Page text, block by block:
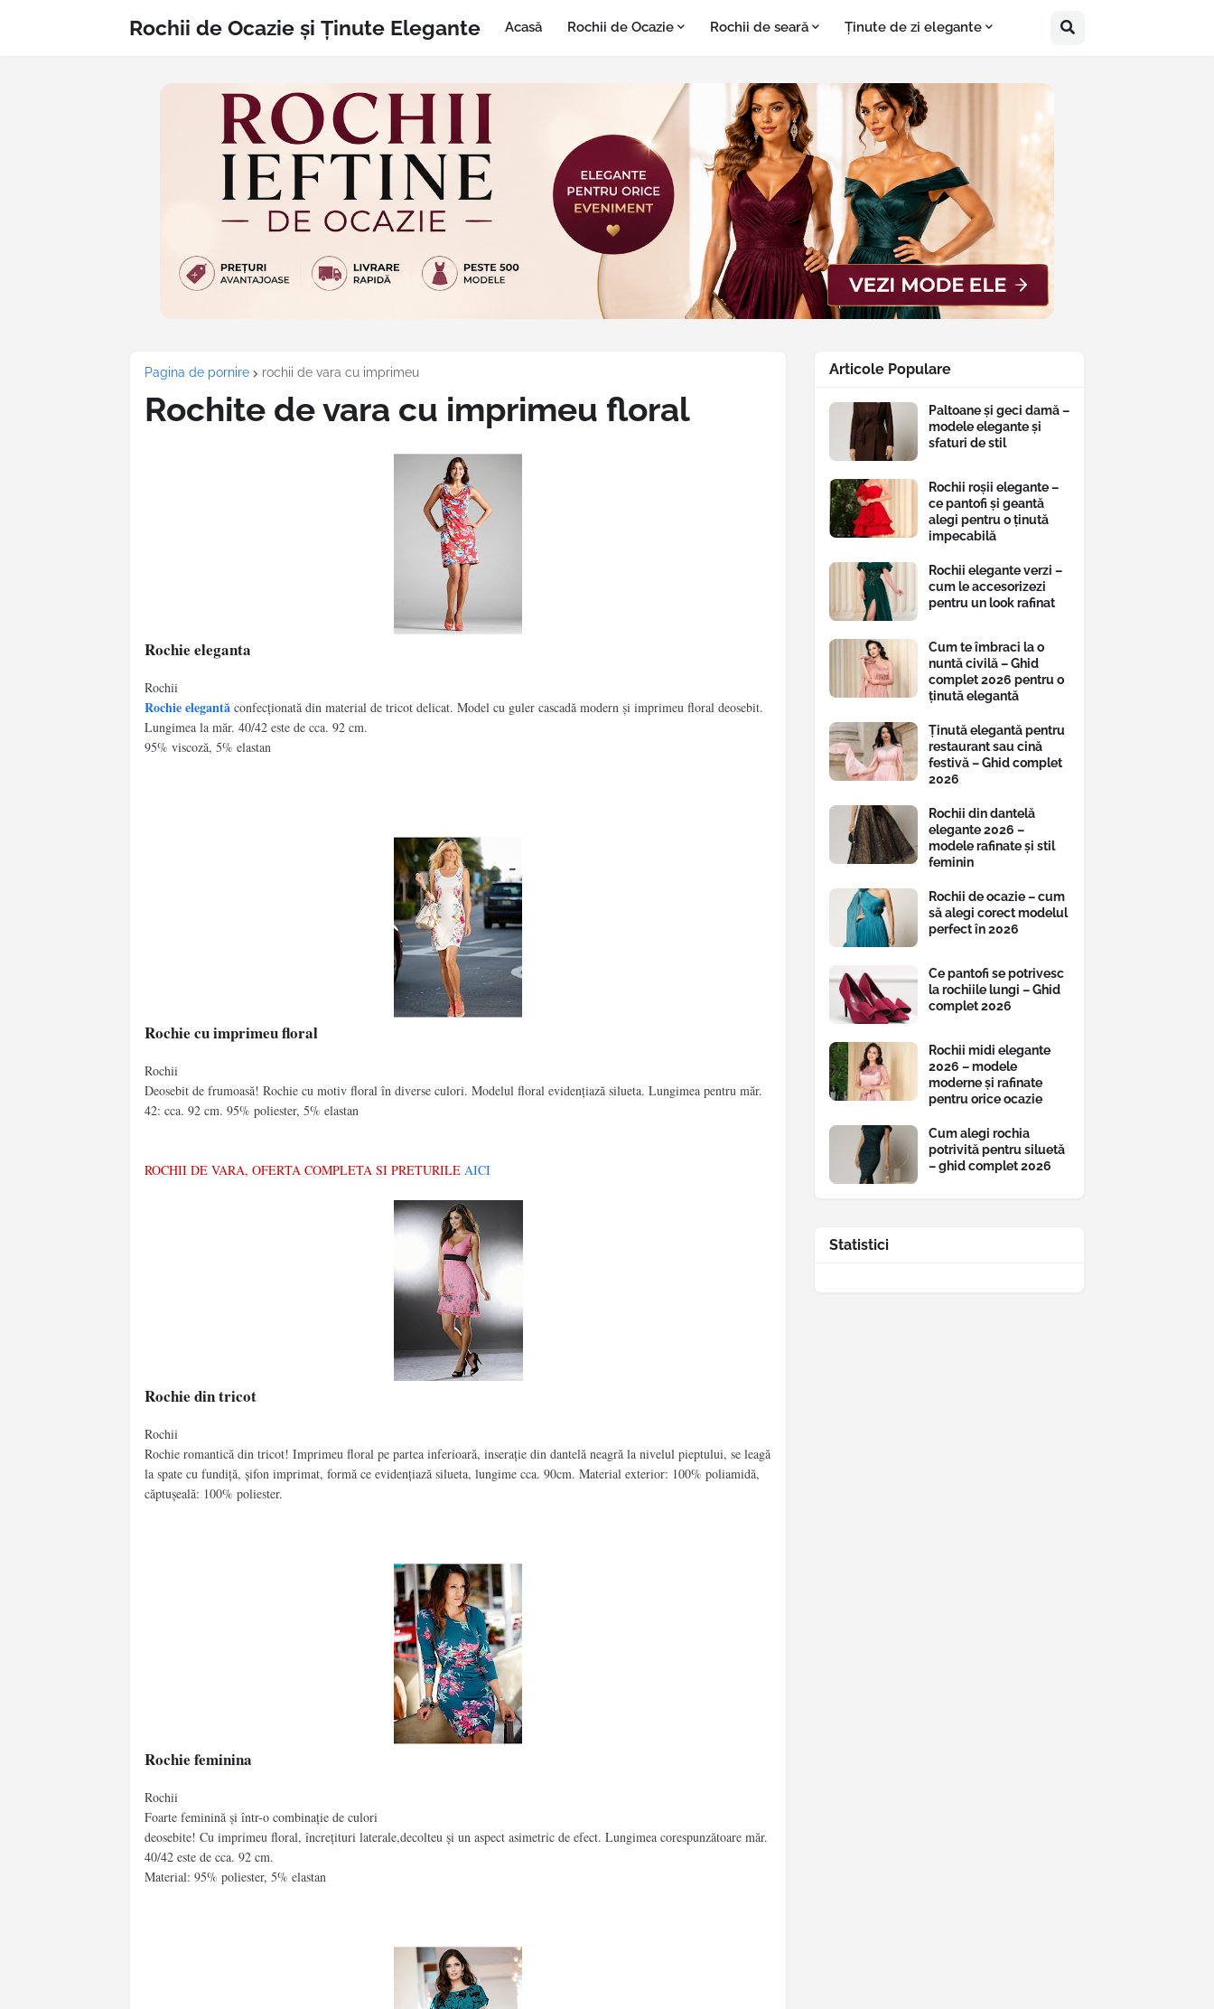
Rochii de Ocazie și Ținute Elegante Acasă Rochii de Ocazie Rochii de seară Ținute de zi elegante
Pagina de pornire rochii de vara cu imprimeu
Rochite de vara cu imprimeu floral
Rochie eleganta
Rochii
Rochie elegantă confecţionată din material de tricot delicat. Model cu guler cascadă modern şi imprimeu floral deosebit.
Lungimea la măr. 40/42 este de cca. 92 cm.
95% viscoză, 5% elastan
Rochie cu imprimeu floral
Rochii
Deosebit de frumoasă! Rochie cu motiv floral în diverse culori. Modelul floral evidenţiază silueta. Lungimea pentru măr.
42: cca. 92 cm. 95% poliester, 5% elastan
ROCHII DE VARA, OFERTA COMPLETA SI PRETURILE AICI
Rochie din tricot
Rochii
Rochie romantică din tricot! Imprimeu floral pe partea inferioară, inserație din dantelă neagră la nivelul pieptului, se leagă
la spate cu fundiță, șifon imprimat, formă ce evidențiază silueta, lungime cca. 90cm. Material exterior: 100% poliamidă,
căptușeală: 100% poliester.
Rochie feminina
Rochii
Foarte feminină și într-o combinație de culori
deosebite! Cu imprimeu floral, încrețituri laterale,decolteu și un aspect asimetric de efect. Lungimea corespunzătoare măr.
40/42 este de cca. 92 cm.
Material: 95% poliester, 5% elastan
Articole Populare
Paltoane și geci damă –
modele elegante și
sfaturi de stil
Rochii roșii elegante –
ce pantofi și geantă
alegi pentru o ținută
impecabilă
Rochii elegante verzi –
cum le accesorizezi
pentru un look rafinat
Cum te îmbraci la o
nuntă civilă – Ghid
complet 2026 pentru o
ținută elegantă
Ținută elegantă pentru
restaurant sau cină
festivă – Ghid complet
2026
Rochii din dantelă
elegante 2026 –
modele rafinate și stil
feminin
Rochii de ocazie – cum
să alegi corect modelul
perfect în 2026
Ce pantofi se potrivesc
la rochiile lungi – Ghid
complet 2026
Rochii midi elegante
2026 – modele
moderne și rafinate
pentru orice ocazie
Cum alegi rochia
potrivită pentru siluetă
– ghid complet 2026
Statistici